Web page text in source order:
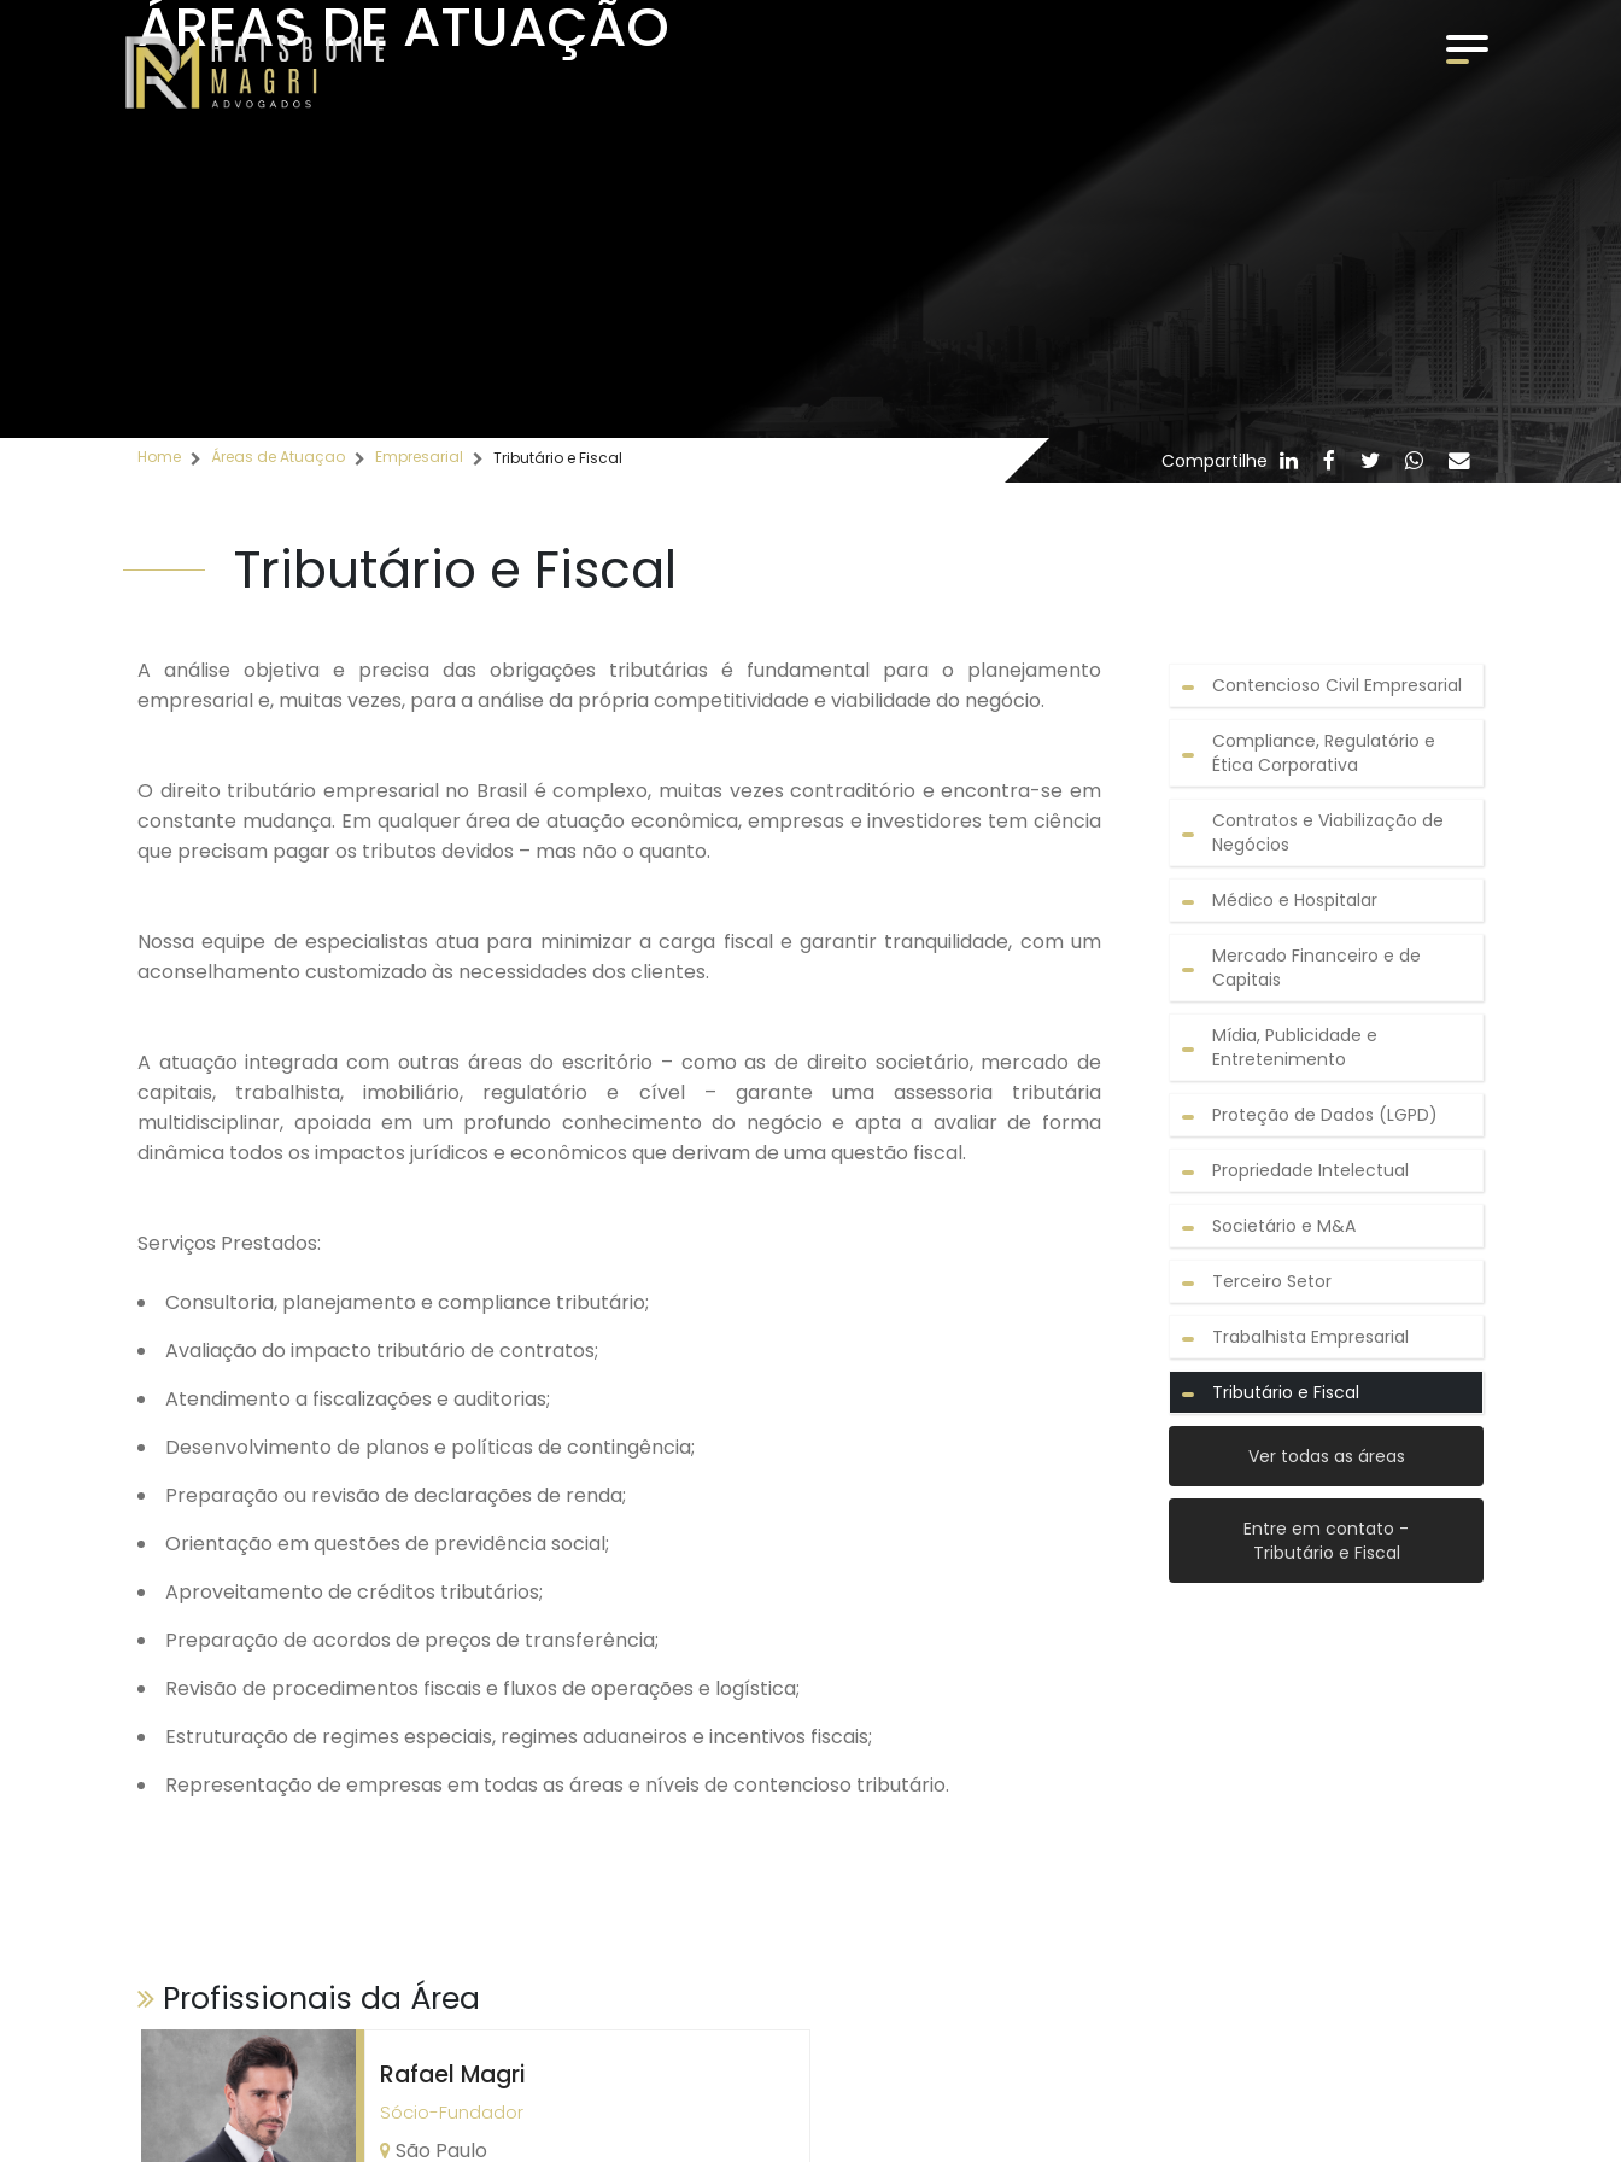
ÁREAS DE ATUAÇÃO
MÍDIA
TRABALHE CONOSCO
ÁREAS DE ATUAÇÃO
Home Áreas de Atuaçao Empresarial Tributário e Fiscal Compartilhe
Tributário e Fiscal
A análise objetiva e precisa das obrigações tributárias é fundamental para o planejamento
empresarial e, muitas vezes, para a análise da própria competitividade e viabilidade do negócio.
O direito tributário empresarial no Brasil é complexo, muitas vezes contraditório e encontra-se em
constante mudança. Em qualquer área de atuação econômica, empresas e investidores tem ciência
que precisam pagar os tributos devidos – mas não o quanto.
Nossa equipe de especialistas atua para minimizar a carga fiscal e garantir tranquilidade, com um
aconselhamento customizado às necessidades dos clientes.
A atuação integrada com outras áreas do escritório – como as de direito societário, mercado de
capitais, trabalhista, imobiliário, regulatório e cível – garante uma assessoria tributária
multidisciplinar, apoiada em um profundo conhecimento do negócio e apta a avaliar de forma
dinâmica todos os impactos jurídicos e econômicos que derivam de uma questão fiscal.
Serviços Prestados:
Consultoria, planejamento e compliance tributário;
Avaliação do impacto tributário de contratos;
Atendimento a fiscalizações e auditorias;
Desenvolvimento de planos e políticas de contingência;
Preparação ou revisão de declarações de renda;
Orientação em questões de previdência social;
Aproveitamento de créditos tributários;
Preparação de acordos de preços de transferência;
Revisão de procedimentos fiscais e fluxos de operações e logística;
Estruturação de regimes especiais, regimes aduaneiros e incentivos fiscais;
Representação de empresas em todas as áreas e níveis de contencioso tributário.
Contencioso Civil Empresarial
Compliance, Regulatório e
Ética Corporativa
Contratos e Viabilização de
Negócios
Médico e Hospitalar
Mercado Financeiro e de
Capitais
Mídia, Publicidade e
Entretenimento
Proteção de Dados (LGPD)
Propriedade Intelectual
Societário e M&A
Terceiro Setor
Trabalhista Empresarial
Tributário e Fiscal
Ver todas as áreas
Entre em contato -
Tributário e Fiscal
Profissionais da Área
Rafael Magri
Sócio-Fundador
São Paulo